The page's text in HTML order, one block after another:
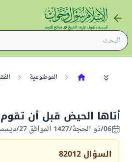
الموضوعية
أتاها الحيض قبل أن
06/ذو الحجة/1427 الموافق 27/ديسمبر/2006
السؤال 82012